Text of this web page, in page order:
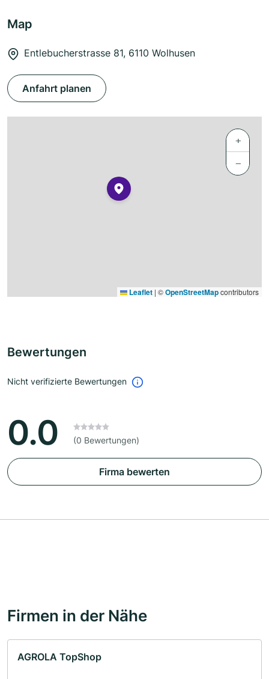
Map
Entlebucherstrasse 81, 6110 Wolhusen
Anfahrt planen
+
−
Leaflet | ©OpenStreetMapcontributors
Bewertungen
Nicht verifizierte Bewertungen
0.0 (0 Bewertungen)
Firma bewerten
Firmen in der Nähe
AGROLA TopShop